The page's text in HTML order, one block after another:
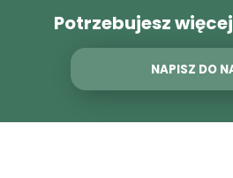
Potrzebujesz
NAPISZ DO